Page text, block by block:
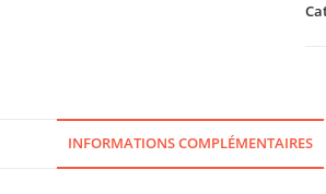
INFORMATIONS COMPLÉMENTAIRES